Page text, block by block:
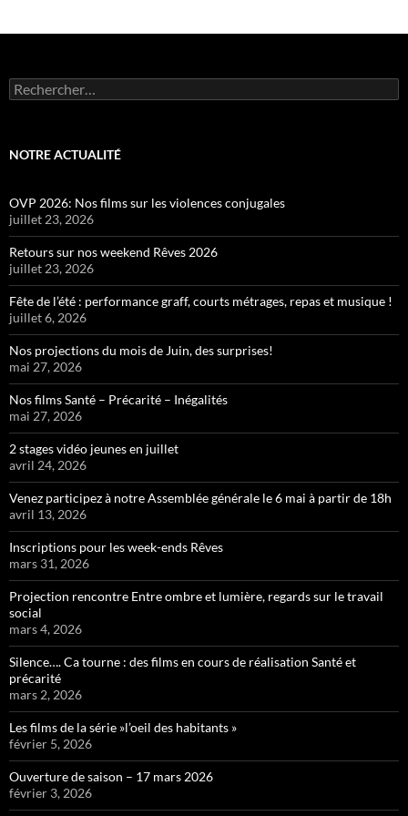
Rechercher :
NOTRE ACTUALITÉ
OVP 2026: Nos films sur les violences conjugales
juillet 23, 2026
Retours sur nos weekend Rêves 2026
juillet 23, 2026
Fête de l’été : performance graff, courts métrages, repas et musique !
juillet 6, 2026
Nos projections du mois de Juin, des surprises!
mai 27, 2026
Nos films Santé – Précarité – Inégalités
mai 27, 2026
2 stages vidéo jeunes en juillet
avril 24, 2026
Venez participez à notre Assemblée générale le 6 mai à partir de 18h
avril 13, 2026
Inscriptions pour les week-ends Rêves
mars 31, 2026
Projection rencontre Entre ombre et lumière, regards sur le travail
social
mars 4, 2026
Silence…. Ca tourne : des films en cours de réalisation Santé et
précarité
mars 2, 2026
Les films de la série »l’oeil des habitants »
février 5, 2026
Ouverture de saison – 17 mars 2026
février 3, 2026